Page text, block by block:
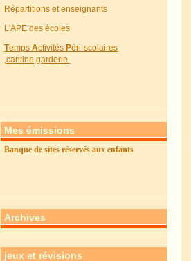
Répartitions et enseignants
L'APE des écoles
Temps Activités Péri-scolaires
,cantine,garderie
Mes émissions
Banque de sites réservés aux enfants
Archives
jeux et révisions